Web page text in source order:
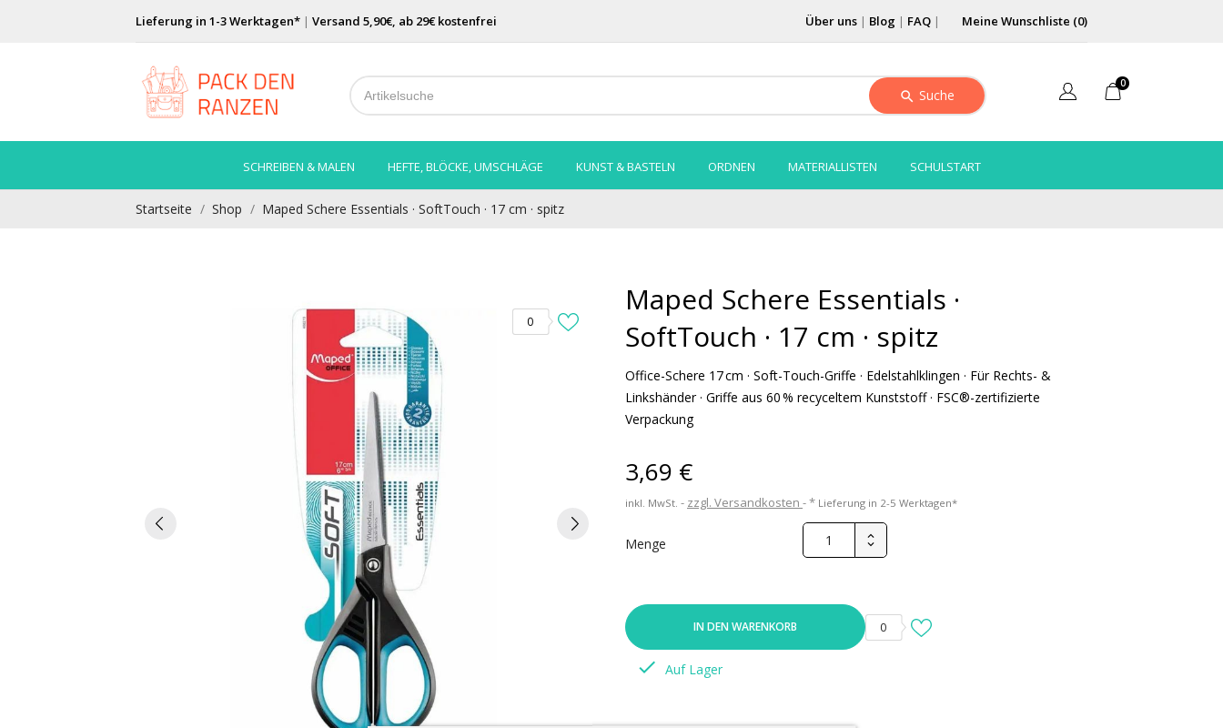
Lieferung in 1-3 Werktagen* |Versand 5,90€, ab 29€ kostenfrei Über uns| Blog | FAQ| Meine Wunschliste (0)
Suche
0
SCHREIBEN & MALEN HEFTE, BLÖCKE, UMSCHLÄGE KUNST & BASTELN ORDNEN MATERIALLISTEN SCHULSTART
Startseite Shop Maped Schere Essentials · SoftTouch · 17 cm · spitz
0
Maped Schere Essentials ·
SoftTouch · 17 cm · spitz
Office-Schere 17 cm · Soft-Touch-Griffe · Edelstahlklingen · Für Rechts- &
Linkshänder · Griffe aus 60 % recyceltem Kunststoff · FSC®-zertifizierte
Verpackung
3,69 €
inkl. MwSt. zzgl. Versandkosten * Lieferung in 2-5 Werktagen*
Menge
IN DEN WARENKORB 0
 Auf Lager